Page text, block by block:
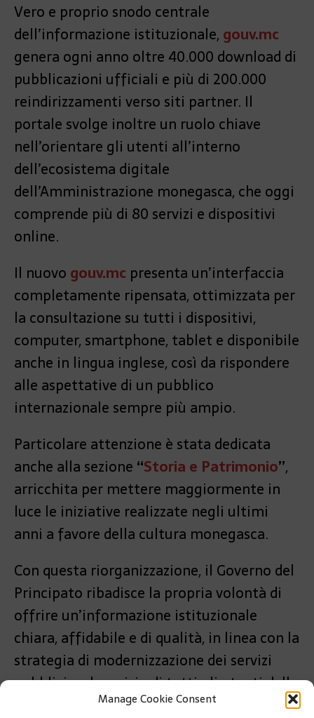
Manage Cookie Consent
Vero e proprio snodo centrale
dell’informazione istituzionale, gouv.mc
genera ogni anno oltre 40.000 download di
pubblicazioni ufficiali e più di 200.000
reindirizzamenti verso siti partner. Il
portale svolge inoltre un ruolo chiave
nell’orientare gli utenti all’interno
dell’ecosistema digitale
dell’Amministrazione monegasca, che oggi
comprende più di 80 servizi e dispositivi
online.
Il nuovo gouv.mc presenta un’interfaccia
completamente ripensata, ottimizzata per
la consultazione su tutti i dispositivi,
computer, smartphone, tablet e disponibile
anche in lingua inglese, così da rispondere
alle aspettative di un pubblico
internazionale sempre più ampio.
Particolare attenzione è stata dedicata
anche alla sezione “Storia e Patrimonio”,
arricchita per mettere maggiormente in
luce le iniziative realizzate negli ultimi
anni a favore della cultura monegasca.
Con questa riorganizzazione, il Governo del
Principato ribadisce la propria volontà di
offrire un’informazione istituzionale
chiara, affidabile e di qualità, in linea con la
strategia di modernizzazione dei servizi
pubblici e al servizio di tutti gli utenti della